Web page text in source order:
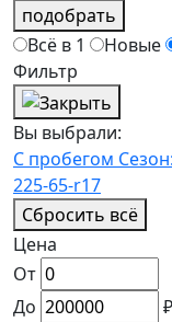
подобрать
Всё в 1
Новые
Фильтр
Вы выбрали:
С пробегом
225-65-r17
Сбросить всё
Цена
От
До
₽